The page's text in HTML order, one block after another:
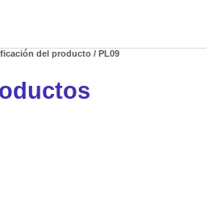
del producto / PL09